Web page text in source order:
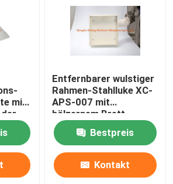
mit
Entfernbarer wulstiger
Rahmen-Stahlluke XC-
APS-007 mit
hölzernem Brett
Browns
Bestpreis
Kontakt